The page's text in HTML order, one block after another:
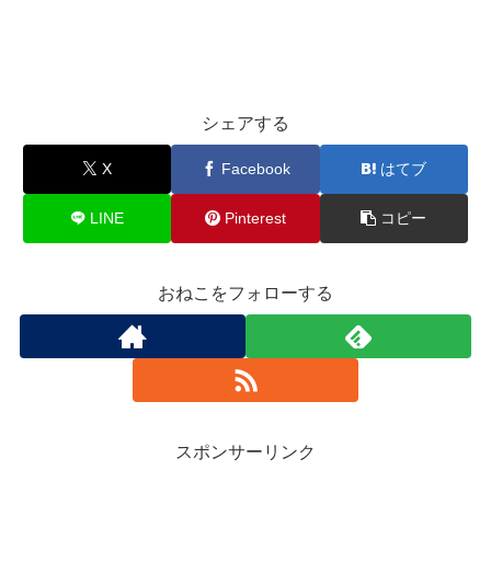
シェアする
X Facebook はてブ
LINE Pinterest コピー
おねこをフォローする
スポンサーリンク